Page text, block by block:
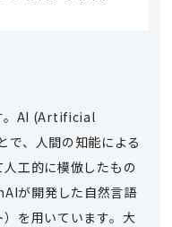
。AI (Artificial
、人間の知能による
工的に模倣したもの
が開発した自然言語
を用いています。大